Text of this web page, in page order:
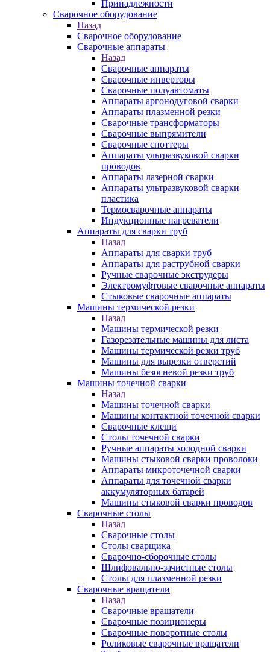
Принадлежности
Сварочное оборудование
Назад
Сварочное оборудование
Сварочные аппараты
Назад
Сварочные аппараты
Сварочные инверторы
Сварочные полуавтоматы
Аппараты аргонодуговой сварки
Аппараты плазменной резки
Сварочные трансформаторы
Сварочные выпрямители
Сварочные споттеры
Аппараты ультразвуковой сварки
проводов
Аппараты лазерной сварки
Аппараты ультразвуковой сварки
пластика
Термосварочные аппараты
Индукционные нагреватели
Аппараты для сварки труб
Назад
Аппараты для сварки труб
Аппараты для раструбной сварки
Ручные сварочные экструдеры
Электромуфтовые сварочные аппараты
Стыковые сварочные аппараты
Машины термической резки
Назад
Машины термической резки
Газорезательные машины для листа
Машины термической резки труб
Машины для вырезки отверстий
Машины безогневой резки труб
Машины точечной сварки
Назад
Машины точечной сварки
Машины контактной точечной сварки
Сварочные клещи
Столы точечной сварки
Ручные аппараты холодной сварки
Машины стыковой сварки проволоки
Аппараты микроточечной сварки
Аппараты для точечной сварки
аккумуляторных батарей
Машины стыковой сварки проводов
Сварочные столы
Назад
Сварочные столы
Столы сварщика
Сварочно-сборочные столы
Шлифовально-зачистные столы
Столы для плазменной резки
Сварочные вращатели
Назад
Сварочные вращатели
Сварочные позиционеры
Сварочные поворотные столы
Роликовые сварочные вращатели